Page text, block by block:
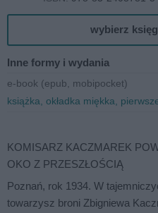
wybierz
Inne formy i wydania
e-book (epub, mobipocket)
książka, okładka miękka,
KOMISARZ KACZMAREK
OKO Z PRZESZŁOŚCIĄ
Poznań, rok 1934. W
towarzysz broni Zbigniewa